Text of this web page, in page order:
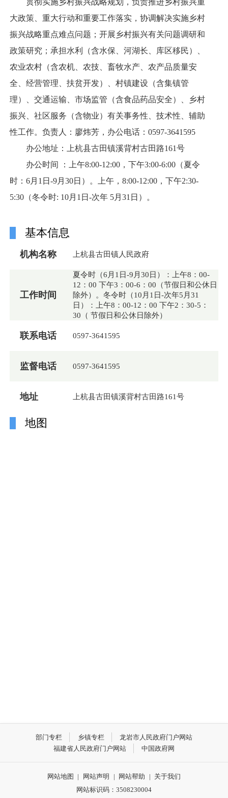
贯彻实施乡村振兴战略规划，负责推进乡村振兴重
大政策、重大行动和重要工作落实，协调解决实施乡村
振兴战略重点难点问题；开展乡村振兴有关问题调研和
政策研究；承担水利（含水保、河湖长、库区移民）、
农业农村（含农机、农技、畜牧水产、农产品质量安
全、经营管理、扶贫开发）、村镇建设（含集镇管
理）、交通运输、市场监管（含食品药品安全）、乡村
振兴、社区服务（含物业）有关事务性、技术性、辅助
性工作。负责人：廖炜芳，办公电话：0597-3641595
办公地址：上杭县古田镇溪背村古田路161号
办公时间 ：上午8:00-12:00，下午3:00-6:00（夏令
时：6月1日-9月30日）。上午，8:00-12:00，下午2:30-
5:30（冬令时: 10月1日-次年 5月31日）。
基本信息
机构名称 上杭县古田镇人民政府
工作时间
夏令时（6月1日-9月30日）：上午8：00-
12：00 下午3：00-6：00（节假日和公休日
除外）。冬令时（10月1日-次年5月31
日）：上午8：00-12：00 下午2：30-5：
30（ 节假日和公休日除外）
联系电话 0597-3641595
监督电话 0597-3641595
地址 上杭县古田镇溪背村古田路161号
地图
部门专栏 乡镇专栏
龙岩市人民政府门户网站
福建省人民政府门户网站
中国政府网
网站地图 | 网站声明 | 网站帮助 | 关于我们
网站标识码：3508230004